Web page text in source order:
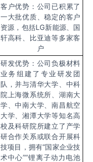
客户优势：公司已积累了
一大批优质、稳定的客户
资源，包括LG新能源、国
轩高科、比亚迪等多家客
户
研发优势：公司负极材料
业务组建了专业研发团
队，并与清华大学、中科
院上海微系统所、湖南大
学、中南大学、南昌航空
大学、湘潭大学等知名高
校及科研院所建立了产学
研合作关系或联合开展科
技项目，拥有“国家企业技
术中心”“锂离子动力电池